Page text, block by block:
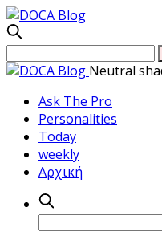
Neutral
Ask The Pro
Personalities
Today
weekly
Αρχική